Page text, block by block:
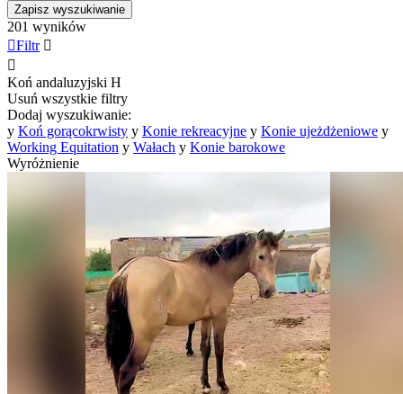
Zapisz wyszukiwanie
201 wyników
Filtr 

Koń andaluzyjski H
Usuń wszystkie filtry
Dodaj wyszukiwanie:
y Koń gorącokrwisty y Konie rekreacyjne y Konie ujeżdżeniowe y
Working Equitation y Wałach y Konie barokowe
Wyróżnienie